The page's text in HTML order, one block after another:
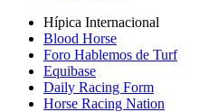
Hípica Internacional
Blood Horse
Foro Hablemos de Turf
Equibase
Daily Racing Form
Horse Racing Nation